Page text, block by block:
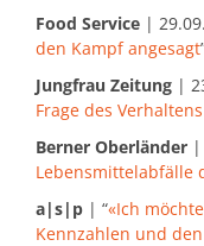
Food Service |
den Kampf angesagt
Jungfrau Zeitung |
Frage des
Berner Oberländer |
Lebensmittelabfälle
a|s|p | “«Ich
Kennzahlen und